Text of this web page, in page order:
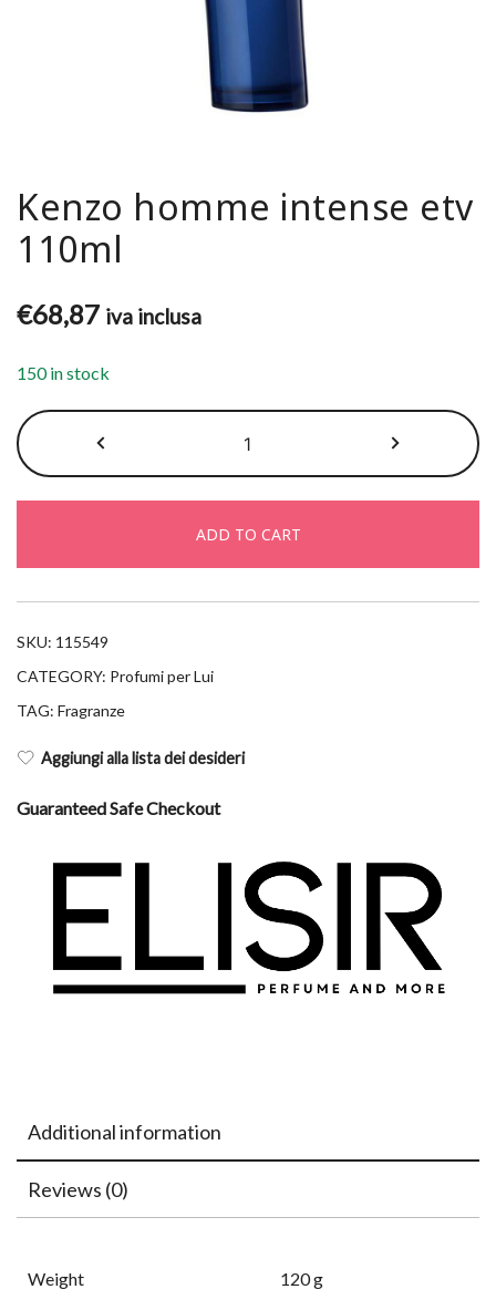
Kenzo homme intense etv
110ml
€68,87 iva inclusa
150 in stock
homme
intense
110ml
quantity
ADD TO CART
SKU: 115549
CATEGORY: Profumi per Lui
TAG: Fragranze
Aggiungi alla lista dei desideri
Guaranteed Safe Checkout
Additional information
Reviews (0)
Weight 120 g